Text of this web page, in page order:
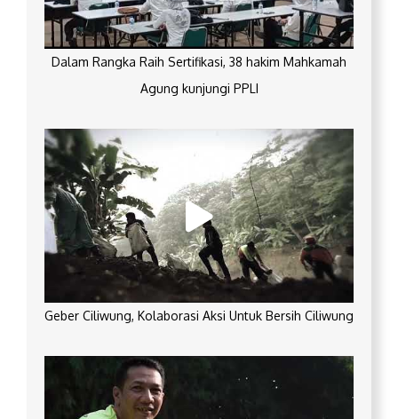
Dalam Rangka Raih Sertifikasi, 38 hakim Mahkamah
Agung kunjungi PPLI
Geber Ciliwung, Kolaborasi Aksi Untuk Bersih Ciliwung